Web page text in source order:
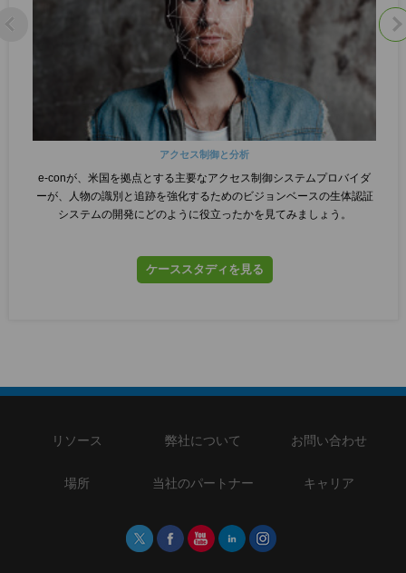
アクセス制御と分析
e-conが、米国を拠点とする主要なアクセス制御システムプロバイダ
ーが、人物の識別と追跡を強化するためのビジョンベースの生体認証
システムの開発にどのように役立ったかを見てみましょう。
ケーススタディを見る
リソース 弊社について お問い合わせ
場所 当社のパートナー キャリア